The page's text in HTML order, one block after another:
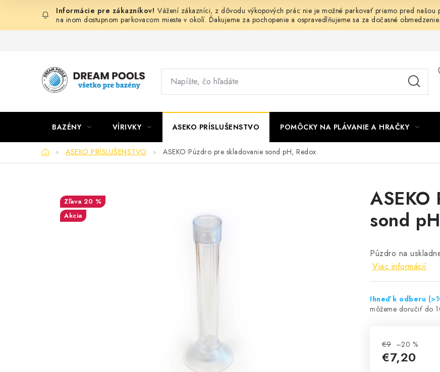
obsah
Vážení zákazníci, z dôvodu výkopových prác nie je možné parkovať priamo pred našou
na inom dostupnom parkovacom mieste v okolí. Ďakujeme za pochopenie a ospravedlňujeme sa za dočasné obmedzenie.
BAZÉNY VÍRIVKY ASEKO PRÍSLUŠENSTVO POMÔCKY NA PLÁVANIE A HRAČKY
DomovASEKO PRÍSLUŠENSTVO ASEKO Púzdro pre skladovanie sond pH, Redox
sond
Púzdro na
Viac informácií
Ihneď k odberu
€9 –20 %
€7,20
20 %
Akcia